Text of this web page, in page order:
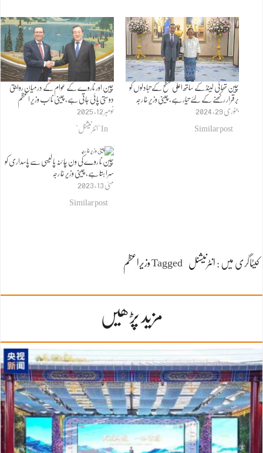
چین اور ناروے کے عوام کے درمیان روایتی
دوستی پائی جاتی ہے، چینی نائب وزیر اعظم
نومبر 12, 2025
In "انٹرنیشنل"
چین تھائی لینڈ کے ساتھ اعلیٰ سطح کے تبادلوں کو
برقرار رکھنے کے لئے تیار ہے، چینی وزیر خا رجہ
جنوری 29, 2024
Similar post
چین نا روے کی ون چا ئنہ پا لیسی سے پاسداری کو
سرا ہتا ہے، چینی وزیر خا رجہ
مئی 13, 2023
Similar post
کیٹاگری میں : انٹرنیشنل Taggedوزیراعظم
مزید پڑھیں